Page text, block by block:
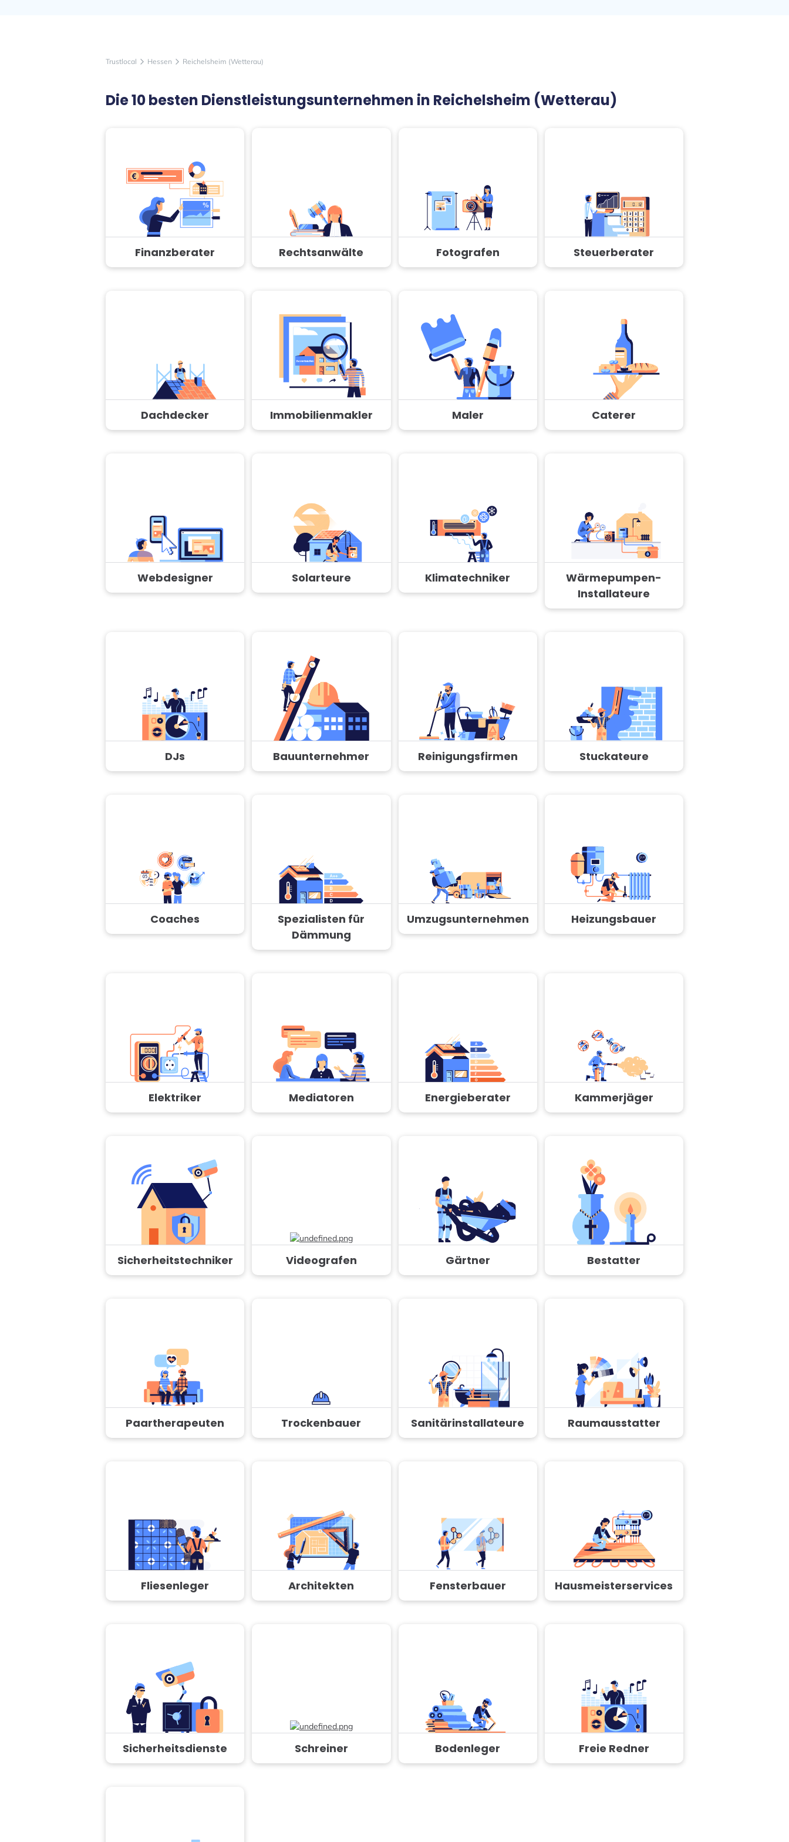
Trustlocal arrow_forward_ios Hessen arrow_forward_ios Reichelsheim (Wetterau)
Die 10 besten Dienstleistungsunternehmen in Reichelsheim (Wetterau)
Finanzberater Rechtsanwälte Fotografen Steuerberater
Dachdecker Immobilienmakler Maler Caterer
Webdesigner Solarteure Klimatechniker
Wärmepumpen-
Installateure
DJs Bauunternehmer Reinigungsfirmen Stuckateure
Coaches
Spezialisten für
Dämmung
Umzugsunternehmen Heizungsbauer
Elektriker Mediatoren Energieberater Kammerjäger
Sicherheitstechniker Videografen Gärtner Bestatter
Paartherapeuten Trockenbauer Sanitärinstallateure Raumausstatter
Fliesenleger Architekten Fensterbauer Hausmeisterservices
Sicherheitsdienste Schreiner Bodenleger Freie Redner